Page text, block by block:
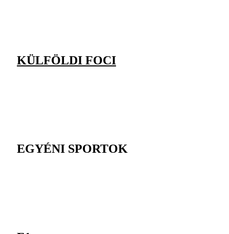
KÜLFÖLDI FOCI
EGYÉNI SPORTOK